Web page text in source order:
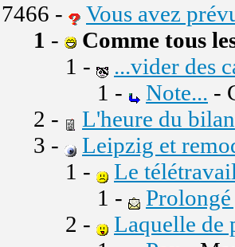
7466 -
Vous avez
1 - Comme tous
1 -
...vider des
1 -
Note... -
2 - L'heure du bilan
3 -
Leipzig et
1 -
Le
1 -
2 -
Laquelle de